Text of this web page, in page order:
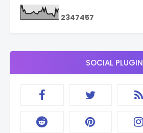
2347457
SOCIAL PLUGIN